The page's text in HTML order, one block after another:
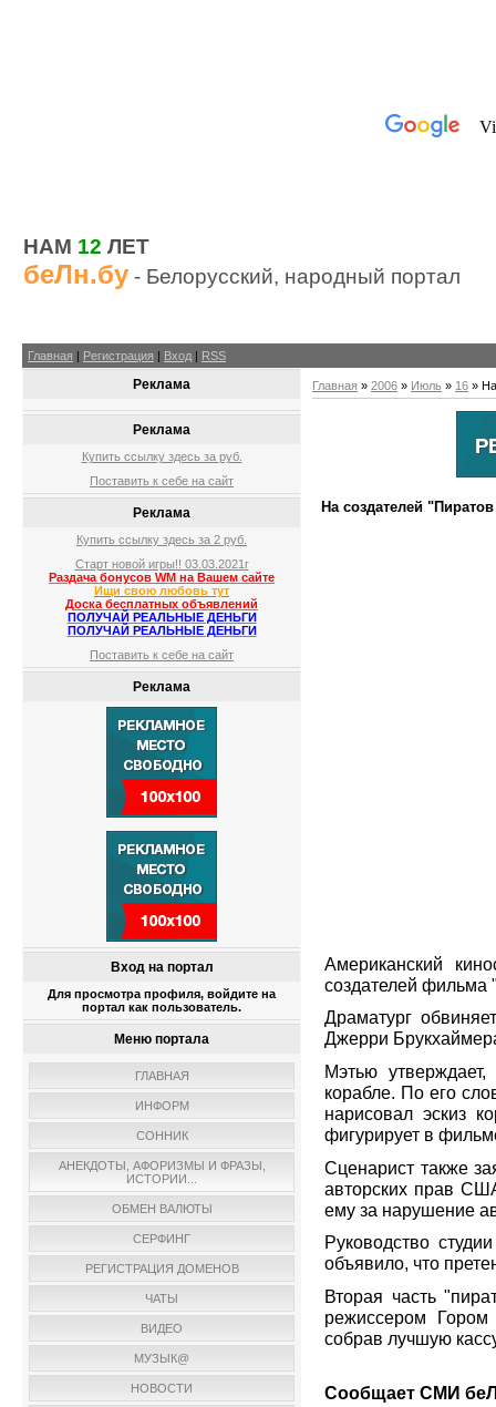
НАМ 12 ЛЕТ
беЛн.бу - Белорусский, народный портал
Главная | Регистрация | Вход | RSS
Реклама
Реклама
Купить ссылку здесь за руб.
Поставить к себе на сайт
Реклама
Купить ссылку здесь за 2 руб.
Старт новой игры!! 03.03.2021г
Раздача бонусов WM на Вашем сайте
Ищи свою любовь тут
Доска бесплатных объявлений
ПОЛУЧАЙ РЕАЛЬНЫЕ ДЕНЬГИ
ПОЛУЧАЙ РЕАЛЬНЫЕ ДЕНЬГИ
Поставить к себе на сайт
Реклама
Вход на портал
Для просмотра профиля, войдите на
портал как пользователь.
Меню портала
ГЛАВНАЯ
ИНФОРМ
СОННИК
АНЕКДОТЫ, АФОРИЗМЫ И ФРАЗЫ,
ИСТОРИИ...
ОБМЕН ВАЛЮТЫ
СЕРФИНГ
РЕГИСТРАЦИЯ ДОМЕНОВ
ЧАТЫ
ВИДЕО
МУЗЫК@
НОВОСТИ
Главная » 2006 » Июль » 16 »
На создателей
Американский
создателей фильма
Драматург
Джерри
Мэтью
корабле. По его
нарисовал эскиз
фигурирует в
Сценарист также
авторских прав
ему за нарушение
Руководство
объявило, что
Вторая часть
режиссером Гором
собрав лучшую
Сообщает СМИ